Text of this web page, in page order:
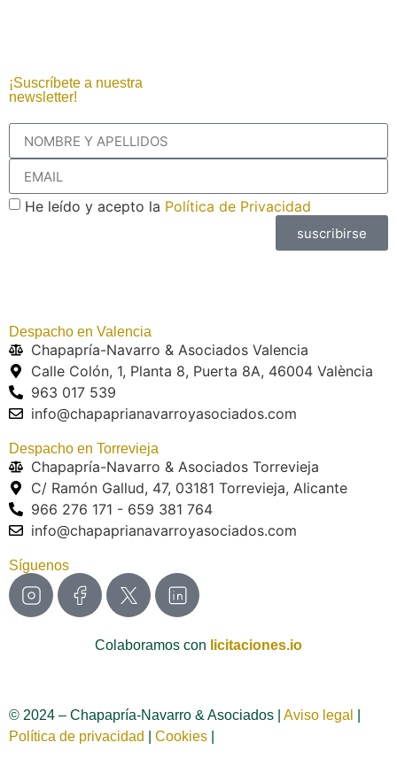
¡Suscríbete a nuestra
newsletter!
He leído y acepto la Política de Privacidad
suscribirse
Despacho en Valencia
Chapapría-Navarro & Asociados Valencia
Calle Colón, 1, Planta 8, Puerta 8A, 46004 València
963 017 539
info@chapaprianavarroyasociados.com
Despacho en Torrevieja
Chapapría-Navarro & Asociados Torrevieja
C/ Ramón Gallud, 47, 03181 Torrevieja, Alicante
966 276 171 - 659 381 764
info@chapaprianavarroyasociados.com
Síguenos
Colaboramos con licitaciones.io
© 2024 – Chapapría-Navarro & Asociados | Aviso legal
Política de privacidad
Cookies